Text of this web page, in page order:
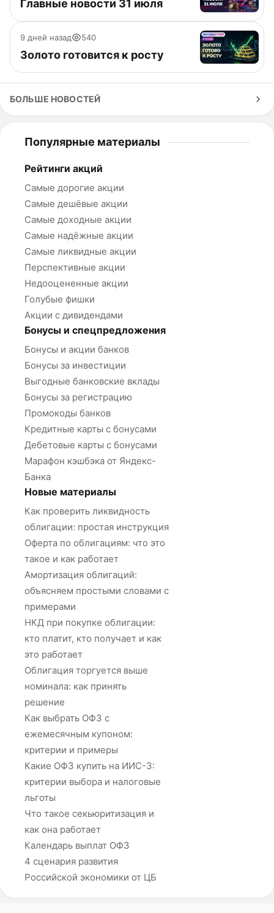
Главные новости 31 июля
9 дней назад 540
Золото готовится к росту
БОЛЬШЕ НОВОСТЕЙ
Популярные материалы
Рейтинги акций
Самые дорогие акции
Самые дешёвые акции
Самые доходные акции
Самые надёжные акции
Самые ликвидные акции
Перспективные акции
Недооцененные акции
Голубые фишки
Акции с дивидендами
Бонусы и спецпредложения
Бонусы и акции банков
Бонусы за инвестиции
Выгодные банковские вклады
Бонусы за регистрацию
Промокоды банков
Кредитные карты с бонусами
Дебетовые карты с бонусами
Марафон кэшбэка от Яндекс-
Банка
Новые материалы
Как проверить ликвидность
облигации: простая инструкция
Оферта по облигациям: что это
такое и как работает
Амортизация облигаций:
объясняем простыми словами с
примерами
НКД при покупке облигации:
кто платит, кто получает и как
это работает
Облигация торгуется выше
номинала: как принять
решение
Как выбрать ОФЗ с
ежемесячным купоном:
критерии и примеры
Какие ОФЗ купить на ИИС-3:
критерии выбора и налоговые
льготы
Что такое секьюритизация и
как она работает
Календарь выплат ОФЗ
4 сценария развития
Российской экономики от ЦБ